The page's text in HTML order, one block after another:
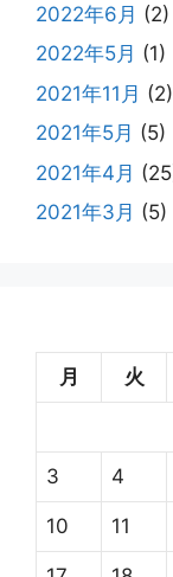
2022年6月 (2)
2022年5月 (1)
2021年11月 (2)
2021年5月 (5)
2021年4月
2021年3月 (5)
月
火
3 4
10 11